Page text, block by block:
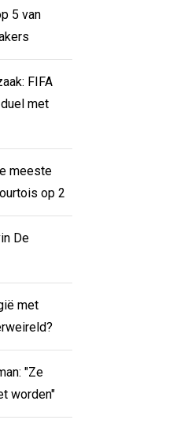
5 van
FIFA
met
meeste
op 2
De
met
"Ze
worden"